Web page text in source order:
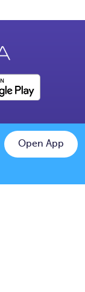
ก
Chat on LINE
Open App